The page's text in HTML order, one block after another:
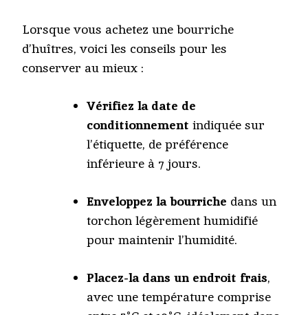
Lorsque vous achetez une bourriche
d’huîtres, voici les conseils pour les
conserver au mieux :
Vérifiez la date de
conditionnement indiquée sur
l’étiquette, de préférence
inférieure à 7 jours.
Enveloppez la bourriche dans un
torchon légèrement humidifié
pour maintenir l’humidité.
Placez-la dans un endroit frais,
avec une température comprise